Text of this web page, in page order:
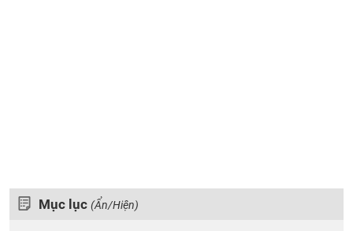
Mục lục (Ẩn/Hiện)